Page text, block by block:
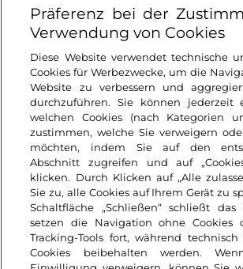
Nützliche Links
Login
Bleiben wir in Kontakt
Präferenz bei der
Verwendung von Cookies
Diese Website verwendet technische
Cookies für Werbezwecke, um die
Website zu verbessern und
durchzuführen. Sie können jederzeit
welchen Cookies (nach Kategorien
zustimmen, welche Sie verweigern
möchten, indem Sie auf den
Abschnitt zugreifen und auf
klicken. Durch Klicken auf „Alle
Sie zu, alle Cookies auf Ihrem Gerät zu
Schaltfläche „Schließen“ schließt das
setzen die Navigation ohne Cookies
Tracking-Tools fort, während
Cookies beibehalten werden.